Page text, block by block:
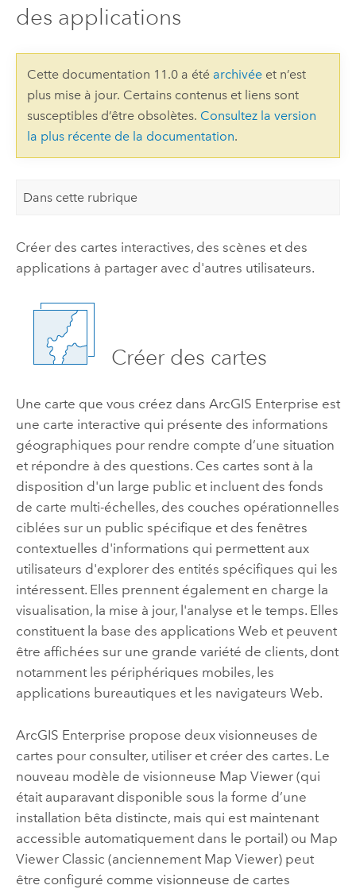
des applications
Cette documentation 11.0 a été archivéeet n’est
plus mise à jour. Certains contenus et liens sont
susceptibles d’être obsolètes. Consultez la version
la plus récente de la documentation.
Dans cette rubrique
Créer des cartes interactives, des scènes et des
applications à partager avec d'autres utilisateurs.
Créer des cartes
Une carte que vous créez dans ArcGIS Enterprise est
une carte interactive qui présente des informations
géographiques pour rendre compte d’une situation
et répondre à des questions. Ces cartes sont à la
disposition d'un large public et incluent des fonds
de carte multi-échelles, des couches opérationnelles
ciblées sur un public spécifique et des fenêtres
contextuelles d'informations qui permettent aux
utilisateurs d'explorer des entités spécifiques qui les
intéressent. Elles prennent également en charge la
visualisation, la mise à jour, l'analyse et le temps. Elles
constituent la base des applications Web et peuvent
être affichées sur une grande variété de clients, dont
notamment les périphériques mobiles, les
applications bureautiques et les navigateurs Web.
ArcGIS Enterprise propose deux visionneuses de
cartes pour consulter, utiliser et créer des cartes. Le
nouveau modèle de visionneuse Map Viewer(qui
était auparavant disponible sous la forme d’une
installation bêta distincte, mais qui est maintenant
accessible automatiquement dans le portail) ou Map
Viewer Classic (anciennement Map Viewer) peut
être configuré comme visionneuse de cartes